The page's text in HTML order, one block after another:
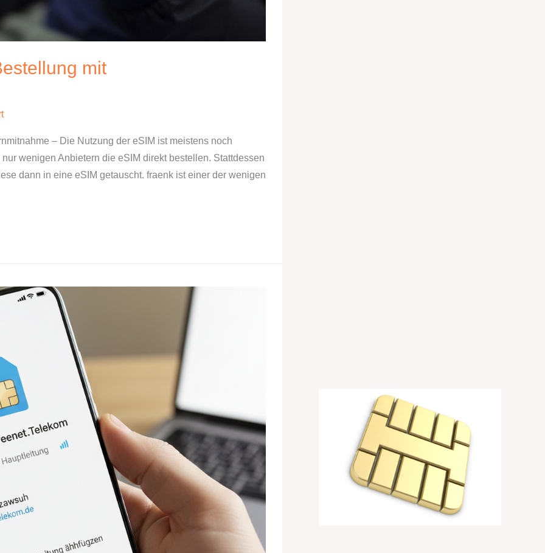
mit
– Die Nutzung der eSIM ist meistens noch
wenigen Anbietern die eSIM direkt bestellen. Stattdessen
dann in eine eSIM getauscht. fraenk ist einer der wenigen